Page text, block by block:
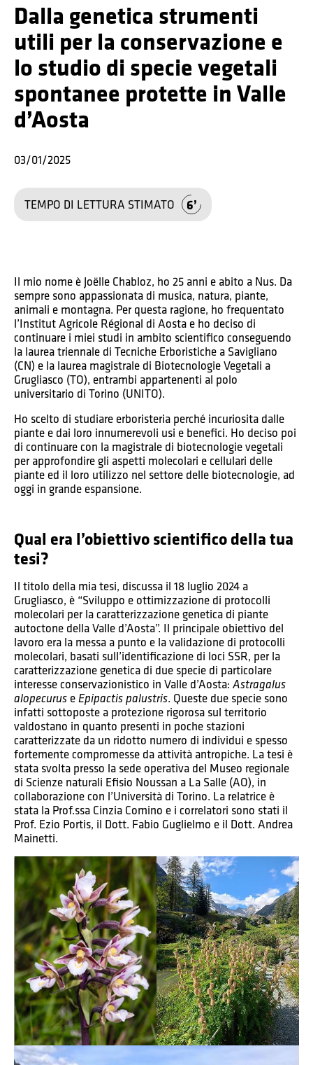
Dalla genetica strumenti
utili per la conservazione e
lo studio di specie vegetali
spontanee protette in Valle
d’Aosta
03/01/2025
TEMPO DI LETTURA STIMATO 6
Il mio nome è Joëlle Chabloz, ho 25 anni e abito a Nus. Da
sempre sono appassionata di musica, natura, piante,
animali e montagna. Per questa ragione, ho frequentato
l’Institut Agricole Régional di Aosta e ho deciso di
continuare i miei studi in ambito scientifico conseguendo
la laurea triennale di Tecniche Erboristiche a Savigliano
(CN) e la laurea magistrale di Biotecnologie Vegetali a
Grugliasco (TO), entrambi appartenenti al polo
universitario di Torino (UNITO).
Ho scelto di studiare erboristeria perché incuriosita dalle
piante e dai loro innumerevoli usi e benefici. Ho deciso poi
di continuare con la magistrale di biotecnologie vegetali
per approfondire gli aspetti molecolari e cellulari delle
piante ed il loro utilizzo nel settore delle biotecnologie, ad
oggi in grande espansione.
Qual era l’obiettivo scientifico della tua
tesi?
Il titolo della mia tesi, discussa il 18 luglio 2024 a
Grugliasco, è “Sviluppo e ottimizzazione di protocolli
molecolari per la caratterizzazione genetica di piante
autoctone della Valle d’Aosta”. Il principale obiettivo del
lavoro era la messa a punto e la validazione di protocolli
molecolari, basati sull’identificazione di loci SSR, per la
caratterizzazione genetica di due specie di particolare
interesse conservazionistico in Valle d’Aosta: Astragalus
alopecurus e Epipactis palustris. Queste due specie sono
infatti sottoposte a protezione rigorosa sul territorio
valdostano in quanto presenti in poche stazioni
caratterizzate da un ridotto numero di individui e spesso
fortemente compromesse da attività antropiche. La tesi è
stata svolta presso la sede operativa del Museo regionale
di Scienze naturali Efisio Noussan a La Salle (AO), in
collaborazione con l’Università di Torino. La relatrice è
stata la Prof.ssa Cinzia Comino e i correlatori sono stati il
Prof. Ezio Portis, il Dott. Fabio Guglielmo e il Dott. Andrea
Mainetti.